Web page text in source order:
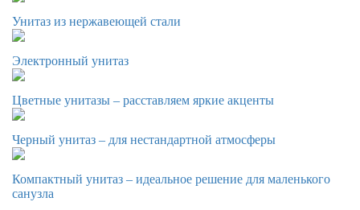
Унитаз из нержавеющей стали
Электронный унитаз
Цветные унитазы – расставляем яркие акценты
Черный унитаз – для нестандартной атмосферы
Компактный унитаз – идеальное решение для маленького
санузла